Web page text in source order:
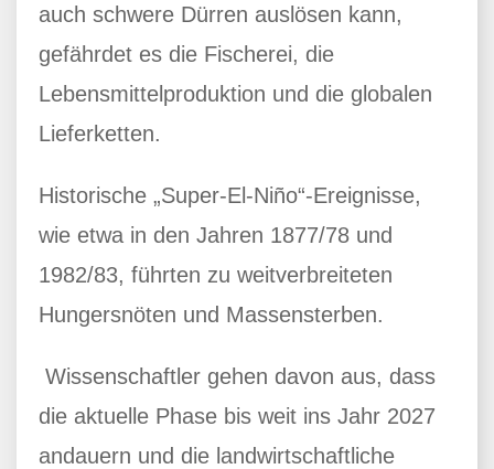
auch schwere Dürren auslösen kann,
gefährdet es die Fischerei, die
Lebensmittelproduktion und die globalen
Lieferketten.
Historische „Super-El-Niño“-Ereignisse,
wie etwa in den Jahren 1877/78 und
1982/83, führten zu weitverbreiteten
Hungersnöten und Massensterben.
Wissenschaftler gehen davon aus, dass
die aktuelle Phase bis weit ins Jahr 2027
andauern und die landwirtschaftliche